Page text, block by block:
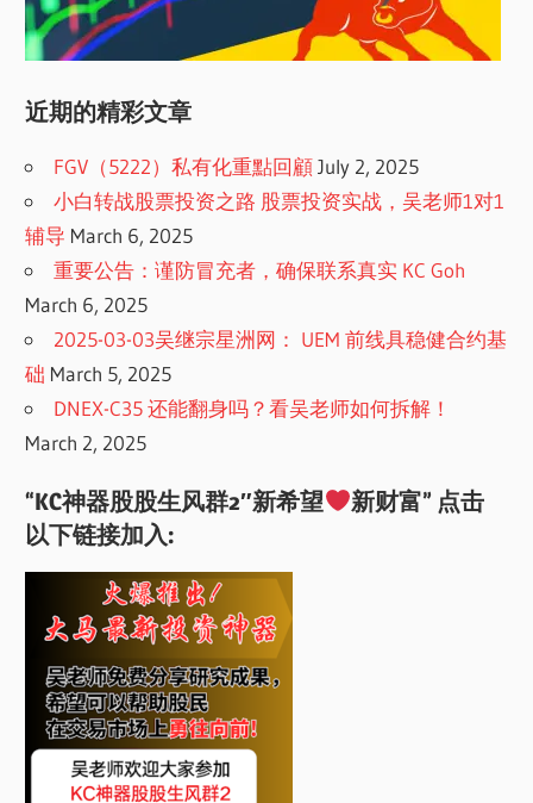
近期的精彩文章
FGV（5222）私有化重點回顧 July 2, 2025
小白转战股票投资之路 股票投资实战，吴老师1对1
辅导 March 6, 2025
重要公告：谨防冒充者，确保联系真实 KC Goh
March 6, 2025
2025-03-03吴继宗星洲网： UEM 前线具稳健合约基
础 March 5, 2025
DNEX-C35 还能翻身吗？看吴老师如何拆解！
March 2, 2025
“KC神器股股生风群2″新希望
新财富” 点击
以下链接加入: